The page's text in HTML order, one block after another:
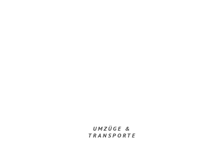
UMZÜGE &
TRANSPORTE